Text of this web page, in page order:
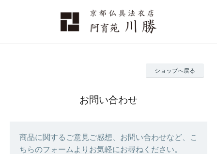
ショップへ戻る
お問い合わせ
商品に関するご意見ご感想、お問い合わせなど、こ
ちらのフォームよりお気軽にお尋ねください。